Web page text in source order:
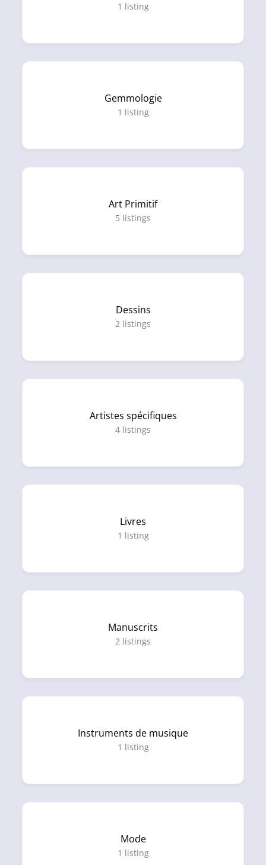
1 listing
Gemmologie
1 listing
Art Primitif
5 listings
Dessins
2 listings
Artistes spécifiques
4 listings
Livres
1 listing
Manuscrits
2 listings
Instruments de musique
1 listing
Mode
1 listing